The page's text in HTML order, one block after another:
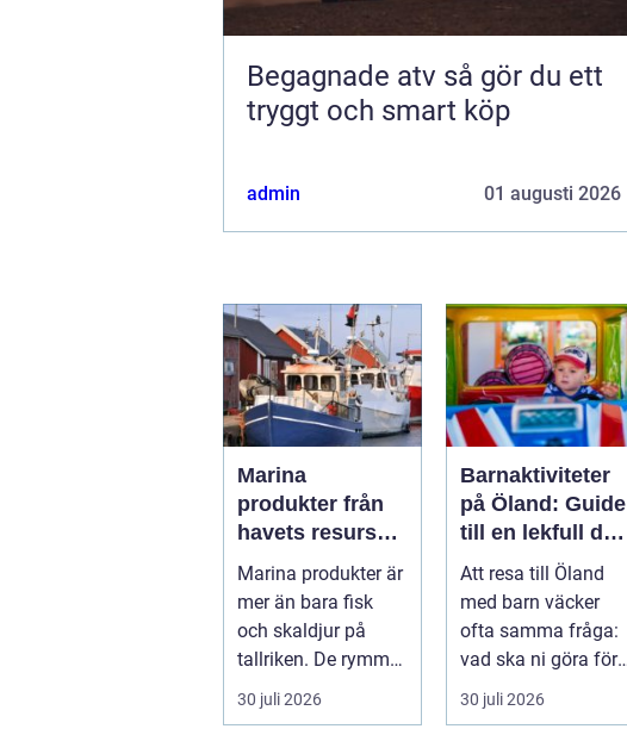
Begagnade atv så gör du ett
tryggt och smart köp
admin 01 augusti 2026
Marina
produkter från
havets resurser
till hållbara
upplevelser
Marina produkter är
mer än bara fisk
och skaldjur på
tallriken. De rymmer
allt från mat och
hälsa ti...
30 juli 2026
Barnaktiviteter
på Öland: Guide
till en lekfull dag
för hela familjen
Att resa till Öland
med barn väcker
ofta samma fråga:
vad ska ni göra för
30 juli 2026